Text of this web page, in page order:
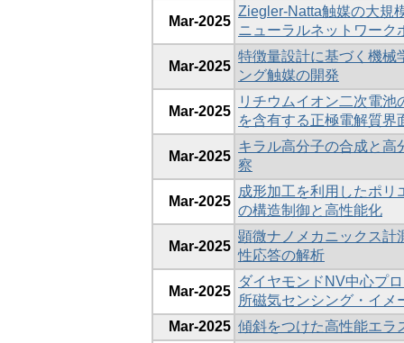
Mar-2025
Ziegler-Natta触媒の大規
ニューラルネットワーク
Mar-2025
特徴量設計に基づく機械
ング触媒の開発
Mar-2025
リチウムイオン二次電
を含有する正極電解質界
Mar-2025
キラル高分子の合成と高
察
Mar-2025
成形加工を利用したポリ
の構造制御と高性能化
Mar-2025
顕微ナノメカニックス計
性応答の解析
Mar-2025
ダイヤモンドNV中心プ
所磁気センシング・イメ
Mar-2025 傾斜をつけた高性能エラ